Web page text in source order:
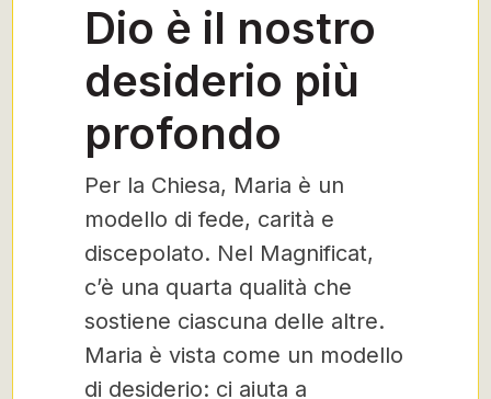
Dio è il nostro
desiderio più
profondo
Per la Chiesa, Maria è un
modello di fede, carità e
discepolato. Nel Magnificat,
c’è una quarta qualità che
sostiene ciascuna delle altre.
Maria è vista come un modello
di desiderio: ci aiuta a